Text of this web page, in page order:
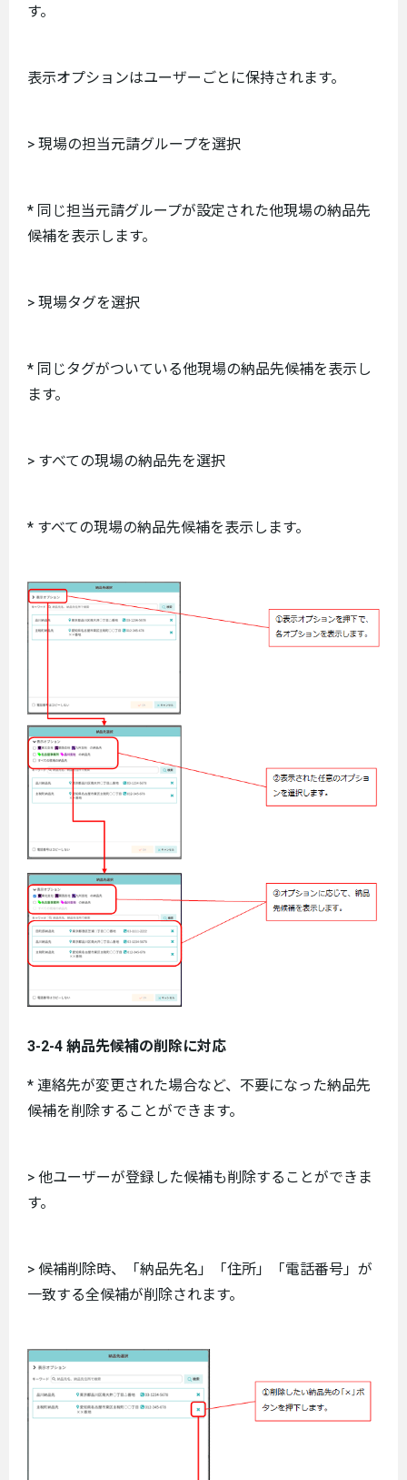
す。
表示オプションはユーザーごとに保持されます。
> 現場の担当元請グループを選択
* 同じ担当元請グループが設定された他現場の納品先
候補を表示します。
> 現場タグを選択
* 同じタグがついている他現場の納品先候補を表示し
ます。
> すべての現場の納品先を選択
* すべての現場の納品先候補を表示します。
3-2-4 納品先候補の削除に対応
* 連絡先が変更された場合など、不要になった納品先
候補を削除することができます。
> 他ユーザーが登録した候補も削除することができま
す。
> 候補削除時、「納品先名」「住所」「電話番号」が
一致する全候補が削除されます。